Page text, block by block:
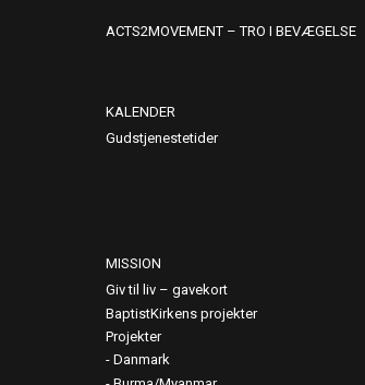
ACTS2MOVEMENT – TRO I BEVÆGELSE
KALENDER
Gudstjenestetider
MISSION
Giv til liv – gavekort
BaptistKirkens projekter
Projekter
Danmark